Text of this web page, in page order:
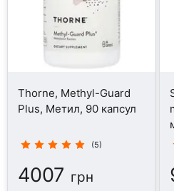
Thorne, Methyl-Guard
Plus, Метил, 90 капсул
(5)
4007 грн